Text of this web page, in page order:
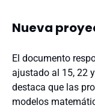
Nueva
El documento
ajustado al 15, 22
destaca que las
modelos